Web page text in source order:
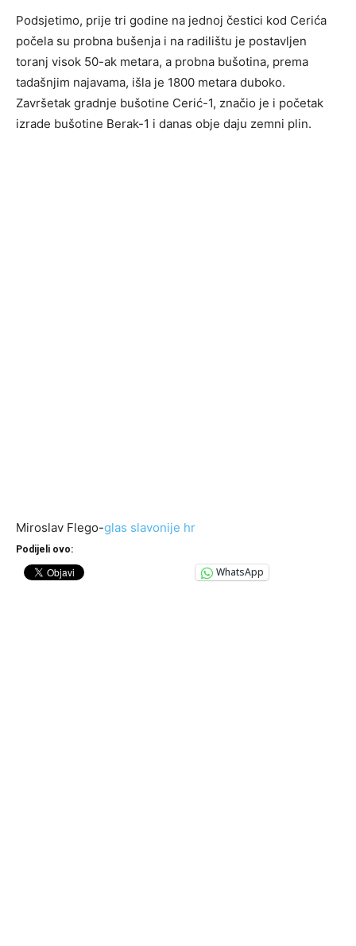
Podsjetimo, prije tri godine na jednoj čestici kod Cerića
počela su probna bušenja i na radilištu je postavljen
toranj visok 50-ak metara, a probna bušotina, prema
tadašnjim najavama, išla je 1800 metara duboko.
Završetak gradnje bušotine Cerić-1, značio je i početak
izrade bušotine Berak-1 i danas obje daju zemni plin.
Miroslav Flego-glas slavonije hr
Podijeli ovo:
WhatsApp